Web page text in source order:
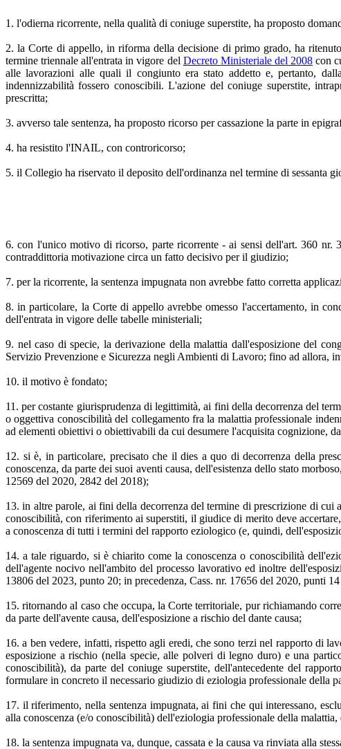
1. l'odierna ricorrente, nella qualità di coniuge superstite, ha proposto
2. la Corte di appello, in riforma della decisione di primo grado, ha
termine triennale all'entrata in vigore del Decreto Ministeriale del 2008 con
alle lavorazioni alle quali il congiunto era stato addetto e, pertanto,
indennizzabilità fossero conoscibili. L'azione del coniuge superstite,
prescritta;
3. avverso tale sentenza, ha proposto ricorso per cassazione la parte in
4. ha resistito l'INAIL, con controricorso;
5. il Collegio ha riservato il deposito dell'ordinanza nel termine di sessanta
6. con l'unico motivo di ricorso, parte ricorrente - ai sensi dell'art. 360 nr.
contraddittoria motivazione circa un fatto decisivo per il giudizio;
7. per la ricorrente, la sentenza impugnata non avrebbe fatto corretta
8. in particolare, la Corte di appello avrebbe omesso l'accertamento, in
dell'entrata in vigore delle tabelle ministeriali;
9. nel caso di specie, la derivazione della malattia dall'esposizione del
Servizio Prevenzione e Sicurezza negli Ambienti di Lavoro; fino ad allora,
10. il motivo è fondato;
11. per costante giurisprudenza di legittimità, ai fini della decorrenza del
o oggettiva conoscibilità del collegamento fra la malattia professionale
ad elementi obiettivi o obiettivabili da cui desumere l'acquisita cognizione,
12. si è, in particolare, precisato che il dies a quo di decorrenza della
conoscenza, da parte dei suoi aventi causa, dell'esistenza dello stato
12569 del 2020, 2842 del 2018);
13. in altre parole, ai fini della decorrenza del termine di prescrizione di
conoscibilità, con riferimento ai superstiti, il giudice di merito deve
a conoscenza di tutti i termini del rapporto eziologico (e, quindi,
14. a tale riguardo, si è chiarito come la conoscenza o conoscibilità
dell'agente nocivo nell'ambito del processo lavorativo ed inoltre
13806 del 2023, punto 20; in precedenza, Cass. nr. 17656 del 2020, punti 14
15. ritornando al caso che occupa, la Corte territoriale, pur richiamando
da parte dell'avente causa, dell'esposizione a rischio del dante causa;
16. a ben vedere, infatti, rispetto agli eredi, che sono terzi nel rapporto di
esposizione a rischio (nella specie, alle polveri di legno duro) e una
conoscibilità), da parte del coniuge superstite, dell'antecedente del
formulare in concreto il necessario giudizio di eziologia professionale della
17. il riferimento, nella sentenza impugnata, ai fini che qui interessano,
alla conoscenza (e/o conoscibilità) dell'eziologia professionale della
18. la sentenza impugnata va, dunque, cassata e la causa va rinviata alla